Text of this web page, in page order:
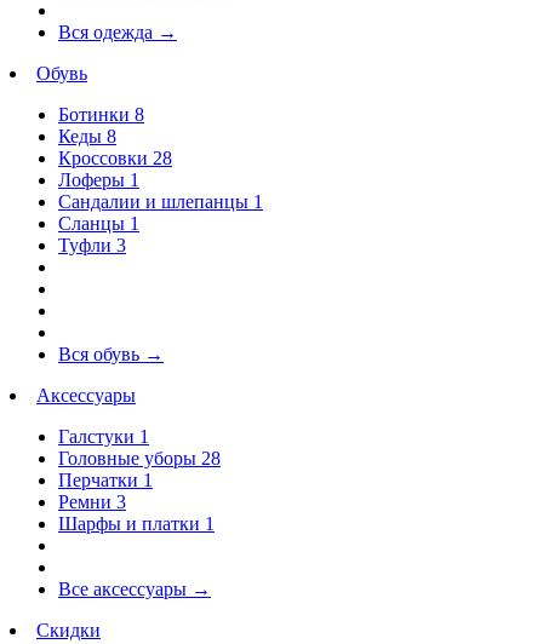
Вся одежда →
Обувь
Ботинки 8
Кеды 8
Кроссовки 28
Лоферы 1
Сандалии и шлепанцы 1
Сланцы 1
Туфли 3
Вся обувь →
Аксессуары
Галстуки 1
Головные уборы 28
Перчатки 1
Ремни 3
Шарфы и платки 1
Все аксессуары →
Скидки